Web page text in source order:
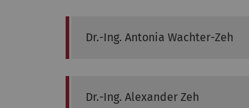
Dr.-Ing. Antonia Wachter-Zeh
Dr.-Ing. Alexander Zeh